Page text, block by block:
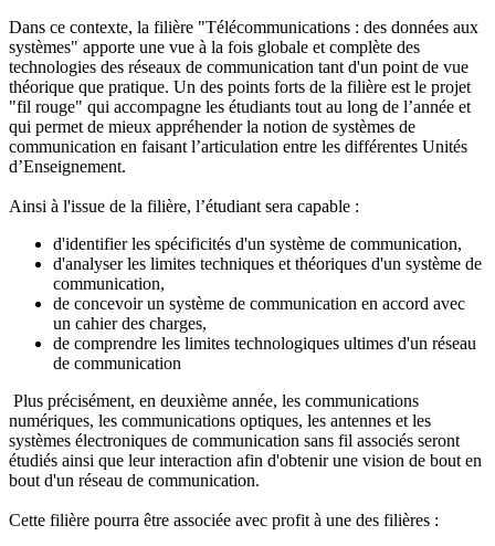
Dans ce contexte, la filière "Télécommunications : des données aux
systèmes" apporte une vue à la fois globale et complète des
technologies des réseaux de communication tant d'un point de vue
théorique que pratique. Un des points forts de la filière est le projet
"fil rouge" qui accompagne les étudiants tout au long de l’année et
qui permet de mieux appréhender la notion de systèmes de
communication en faisant l’articulation entre les différentes Unités
d’Enseignement.
Ainsi à l'issue de la filière, l’étudiant sera capable :
d'identifier les spécificités d'un système de communication,
d'analyser les limites techniques et théoriques d'un système de
communication,
de concevoir un système de communication en accord avec
un cahier des charges,
de comprendre les limites technologiques ultimes d'un réseau
de communication
Plus précisément, en deuxième année, les communications
numériques, les communications optiques, les antennes et les
systèmes électroniques de communication sans fil associés seront
étudiés ainsi que leur interaction afin d'obtenir une vision de bout en
bout d'un réseau de communication.
Cette filière pourra être associée avec profit à une des filières :